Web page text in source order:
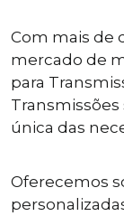
Com mais de
mercado de
para
única das
Oferecemos